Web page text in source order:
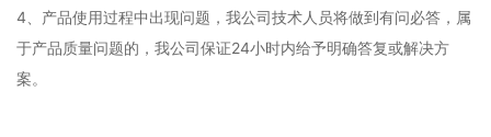
4、产品使用过程中出现问题，我公司技术人员将做到有问必答，属
于产品质量问题的，我公司保证24小时内给予明确答复或解决方
案。